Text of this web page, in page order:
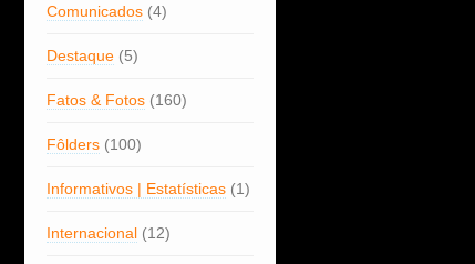
Comunicados(4)
Destaque(5)
Fatos & Fotos(160)
Fôlders(100)
Informativos | Estatísticas(1)
Internacional(12)